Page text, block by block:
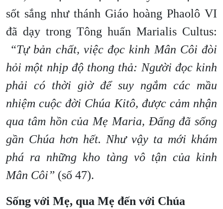
sốt sắng như thánh Giáo hoàng Phaolô VI
đã dạy trong Tông huấn Marialis Cultus:
“Tự bản chất, việc đọc kinh Mân Côi đòi
hỏi một nhịp độ thong thả: Người đọc kinh
phải có thời giờ để suy ngắm các mầu
nhiệm cuộc đời Chúa Kitô, được cảm nhận
qua tâm hồn của Mẹ Maria, Đấng đã sống
gần Chúa hơn hết. Như vậy ta mới khám
phá ra những kho tàng vô tận của kinh
Mân Côi” (số 47).
Sống với Mẹ, qua Mẹ đến với Chúa